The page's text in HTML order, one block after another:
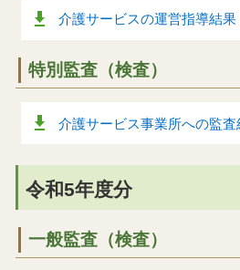
介護サービスの運営指導結果
特別監査（検査）
介護サービス事業所への監査
令和5年度分
一般監査（検査）